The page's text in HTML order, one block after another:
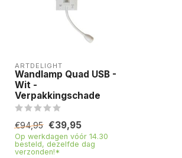
ARTDELIGHT
Wandlamp Quad USB -
Wit -
Verpakkingschade
€94,95 €39,95
Op werkdagen vóór 14.30
besteld, dezelfde dag
verzonden!*